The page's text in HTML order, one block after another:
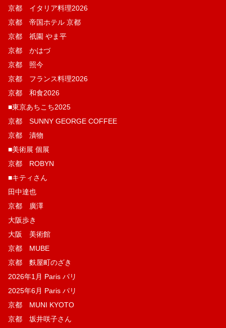
京都 イタリア料理2026
京都 帝国ホテル 京都
京都 祇園 やま平
京都 かはづ
京都 照今
京都 フランス料理2026
京都 和食2026
■東京あちこち2025
京都 SUNNY GEORGE COFFEE
京都 漬物
■美術展 個展
京都 ROBYN
■キティさん
田中達也
京都 廣澤
大阪歩き
大阪 美術館
京都 MUBE
京都 麩屋町のざき
2026年1月 Paris パリ
2025年6月 Paris パリ
京都 MUNI KYOTO
京都 坂井咲子さん